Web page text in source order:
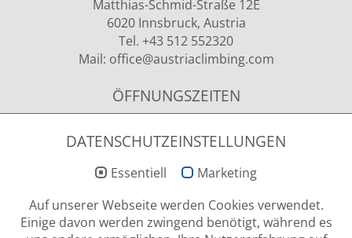
Matthias-Schmid-Straße 12E
6020 Innsbruck, Austria
Tel. +43 512 552320
Mail: office@austriaclimbing.com
ÖFFNUNGSZEITEN
09.00 - 12.00 Uhr & 13.00 - 15.00 Uhr
NEWSLETTER ANMELDUNG
DATENSCHUTZEINSTELLUNGEN
Essentiell
Marketing
Auf unserer Webseite werden Cookies verwendet.
Einige davon werden zwingend benötigt, während es